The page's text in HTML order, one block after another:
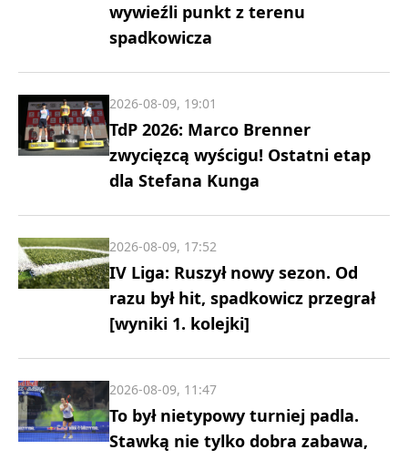
wywieźli punkt z terenu
spadkowicza
TdP 2026: Marco Brenner
zwycięzcą wyścigu! Ostatni etap
dla Stefana Kunga
2026-08-09, 19:01
IV Liga: Ruszył nowy sezon. Od
razu był hit, spadkowicz przegrał
[wyniki 1. kolejki]
2026-08-09, 17:52
To był nietypowy turniej padla.
Stawką nie tylko dobra zabawa,
2026-08-09, 11:47